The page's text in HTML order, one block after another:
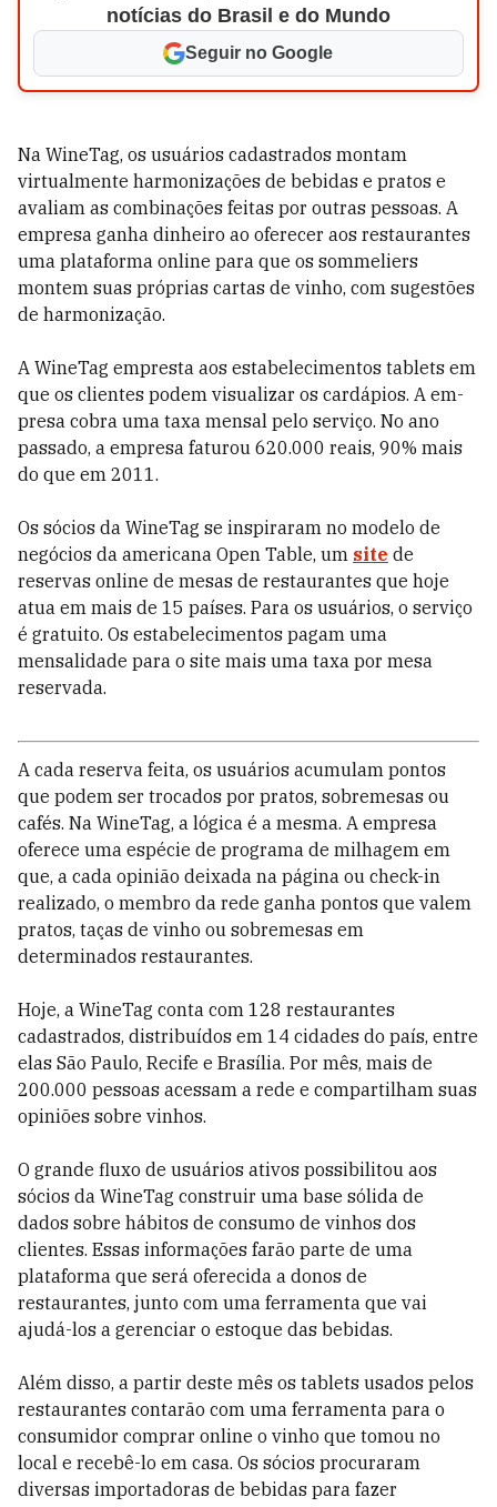
notícias do Brasil e do Mundo
Seguir no Google
Na WineTag, os usuários cadastrados montam
virtualmente harmonizações de bebidas e pratos e
avaliam as combinações feitas por outras pessoas. A
empresa ganha dinheiro ao oferecer aos restauran­tes
uma plataforma online para que os sommeliers
montem suas próprias cartas de vinho, com sugestões
de harmonização.
A WineTag empresta aos estabelecimen­tos tablets em
que os clientes podem visualizar os cardápios. A em­
presa cobra uma taxa mensal pelo serviço. No ano
passado, a empresa faturou 620.000 reais, 90% mais
do que em 2011.
Os sócios da WineTag se inspiraram no modelo de
negócios da americana Open Table, um site de
reservas online de mesas de restaurantes que hoje
atua em mais de 15 países. Para os usuários, o serviço
é gratuito. Os estabelecimentos pagam uma
mensalidade para o site mais uma taxa por mesa
reservada.
A cada reserva feita, os usuários acumulam pontos
que podem ser trocados por pratos, sobremesas ou
cafés. Na WineTag, a lógica é a mesma. A empresa
oferece uma espécie de programa de milhagem em
que, a cada opinião deixada na página ou check-in
realizado, o membro da rede ganha pontos que valem
pratos, taças de vinho ou sobremesas em
determinados restaurantes.
Hoje, a WineTag conta com 128 restaurantes
cadastrados, distribuídos em 14 cidades do país, entre
elas São Paulo, Recife e Brasília. Por mês, mais de
200.000 pessoas acessam a rede e compartilham suas
opiniões sobre vinhos.
O grande fluxo de usuários ativos possibilitou aos
sócios da WineTag construir uma base sólida de
dados sobre hábitos de consumo de vinhos dos
clientes. Essas informações farão parte de uma
plataforma que será oferecida a donos de
restaurantes, junto com uma ferramenta que vai
ajudá-los a gerenciar o estoque das bebidas.
Além disso, a partir deste mês os tablets usados pelos
restaurantes contarão com uma ferramenta para o
consumidor comprar online o vinho que tomou no
local e recebê-lo em casa. Os sócios pro­curaram
diversas importadoras de bebidas para fazer